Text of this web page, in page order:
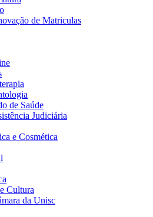
de Matriculas
de Saúde
Judiciária
e Cosmética
Cultura
da Unisc